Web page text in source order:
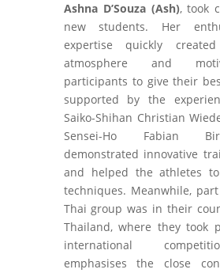
Ashna D’Souza (Ash), took
new students. Her
expertise quickly
atmosphere and
participants to give their
supported by the
Saiko-Shihan Christian
Sensei-Ho Fabian
demonstrated innovative
and helped the athletes
techniques. Meanwhile,
Thai group was in their
Thailand, where they took
international
emphasises the close